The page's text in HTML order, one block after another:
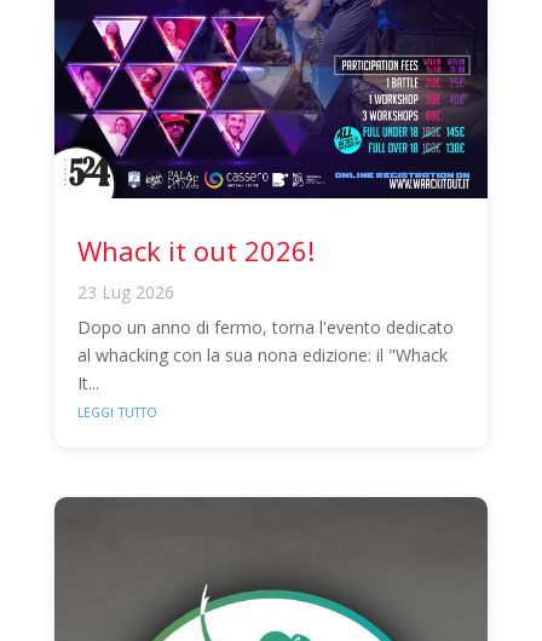
Whack it out 2026!
23 Lug 2026
Dopo un anno di fermo, torna l'evento dedicato
al whacking con la sua nona edizione: il "Whack
It...
leggi tutto